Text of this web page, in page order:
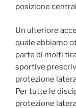
posizione
Un ulteriore
quale abbiamo
parte di molti
sportive
protezione
Per tutte le
protezione